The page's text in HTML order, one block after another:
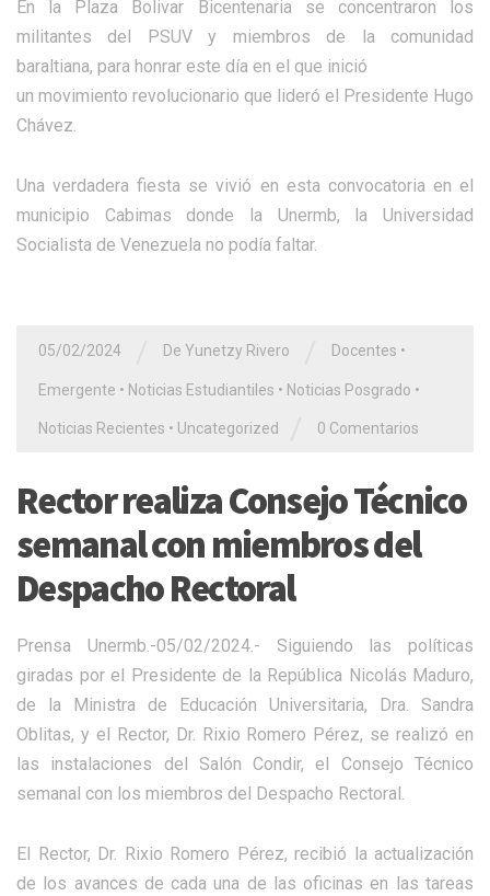
En la Plaza Bolivar Bicentenaria se concentraron los
militantes del PSUV y miembros de la comunidad
baraltiana, para honrar este día en el que inició
un movimiento revolucionario que lideró el Presidente Hugo
Chávez.
Una verdadera fiesta se vivió en esta convocatoria en el
municipio Cabimas donde la Unermb, la Universidad
Socialista de Venezuela no podía faltar.
05/02/2024 De Yunetzy Rivero Docentes •
Emergente • Noticias Estudiantiles • Noticias Posgrado •
Noticias Recientes • Uncategorized 0 Comentarios
Rector realiza Consejo Técnico
semanal con miembros del
Despacho Rectoral
Prensa Unermb.-05/02/2024.- Siguiendo las políticas
giradas por el Presidente de la República Nicolás Maduro,
de la Ministra de Educación Universitaria, Dra. Sandra
Oblitas, y el Rector, Dr. Rixio Romero Pérez, se realizó en
las instalaciones del Salón Condir, el Consejo Técnico
semanal con los miembros del Despacho Rectoral.
El Rector, Dr. Rixio Romero Pérez, recibió la actualización
de los avances de cada una de las oficinas en las tareas